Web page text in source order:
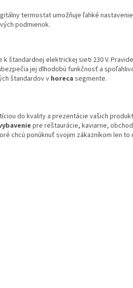
termostat umožňuje ľahké
podmienok.
k štandardnej elektrickej sieti 230 V.
jej dlhodobú funkčnosť a
štandardov v horeca segmente.
do kvality a prezentácie vašich
pre reštaurácie, kaviarne,
chcú ponúknuť svojim zákazníkom len to